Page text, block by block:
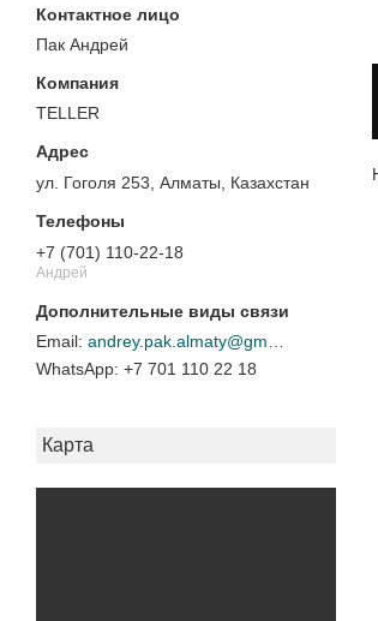
Пак Андрей
TELLER
ул. Гоголя 253, Алматы, Казахстан
+7 (701) 110-22-18
Андрей
+7 701 110 22 18
Карта